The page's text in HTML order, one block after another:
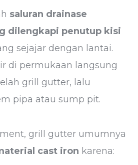
saluran drainase
dilengkapi penutup kisi
sejajar dengan lantai.
di permukaan langsung
grill gutter, lalu
pipa atau sump pit.
grill gutter umumnya
cast iron karena: